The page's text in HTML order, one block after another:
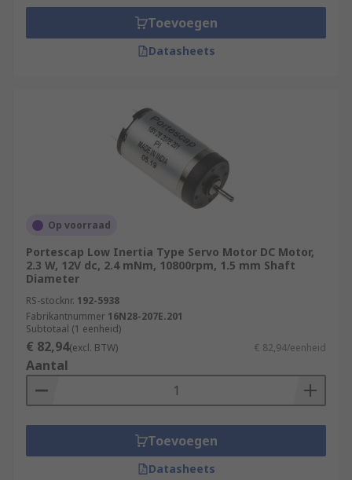
Toevoegen
Datasheets
Op voorraad
Portescap Low Inertia Type Servo Motor DC Motor,
2.3 W, 12V dc, 2.4 mNm, 10800rpm, 1.5 mm Shaft
Diameter
RS-stocknr. 192-5938
Fabrikantnummer 16N28-207E.201
Subtotaal (1 eenheid)
€ 82,94(excl. BTW) € 82,94/eenheid
Aantal
Toevoegen
Datasheets